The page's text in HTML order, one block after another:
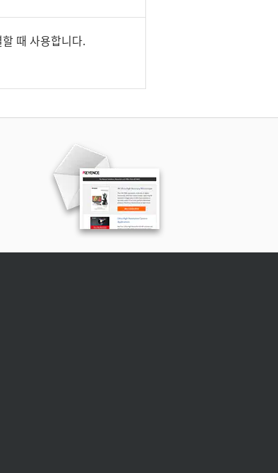
때 사용합니다.